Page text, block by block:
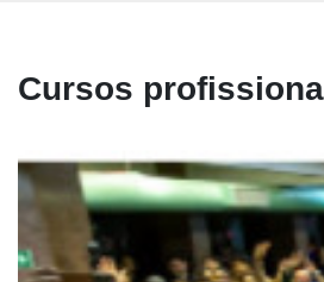
Cursos